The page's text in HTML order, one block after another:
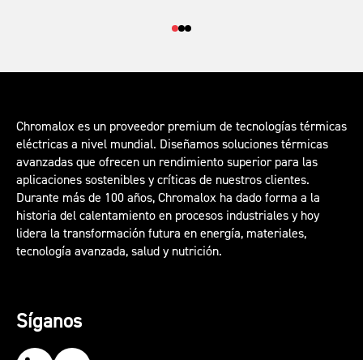
Chromalox es un proveedor premium de tecnologías térmicas
eléctricas a nivel mundial. Diseñamos soluciones térmicas
avanzadas que ofrecen un rendimiento superior para las
aplicaciones sostenibles y críticas de nuestros clientes.
Durante más de 100 años, Chromalox ha dado forma a la
historia del calentamiento en procesos industriales y hoy
lidera la transformación futura en energía, materiales,
tecnología avanzada, salud y nutrición.
Síganos
Our LinkedIn Our YouTube